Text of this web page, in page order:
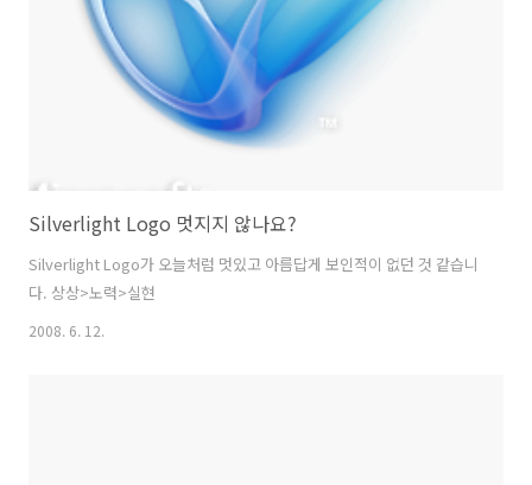
Silverlight Logo 멋지지 않나요?
Silverlight Logo가 오늘처럼 멋있고 아름답게 보인적이 없던 것 같습니
다. 상상>노력>실현
2008. 6. 12.